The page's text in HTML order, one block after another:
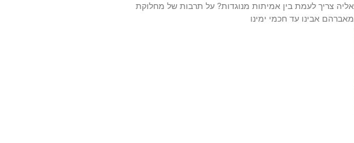
אליה צריך לעמת בין אמיתות מנוגדות? על תרבות של מחלוקת
מאברהם אבינו עד חכמי ימינו